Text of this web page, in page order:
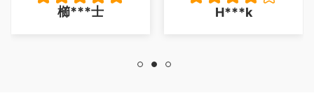
H***k
一足がフローリング
大***郎